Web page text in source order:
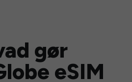
gør
eSIM